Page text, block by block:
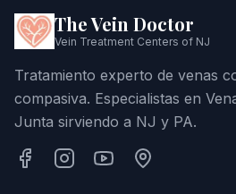
The Vein Doctor
Vein Treatment Centers of NJ
Tratamiento experto de venas
compasiva. Especialistas en
Junta sirviendo a NJ y PA.